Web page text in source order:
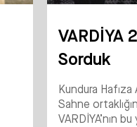
VARDİYA
Sorduk
Kundura
Sahne
VARDİYA’nın bu